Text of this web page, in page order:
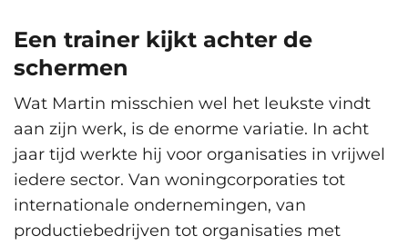
Een trainer kijkt achter de
schermen
Wat Martin misschien wel het leukste vindt
aan zijn werk, is de enorme variatie. In acht
jaar tijd werkte hij voor organisaties in vrijwel
iedere sector. Van woningcorporaties tot
internationale ondernemingen, van
productiebedrijven tot organisaties met